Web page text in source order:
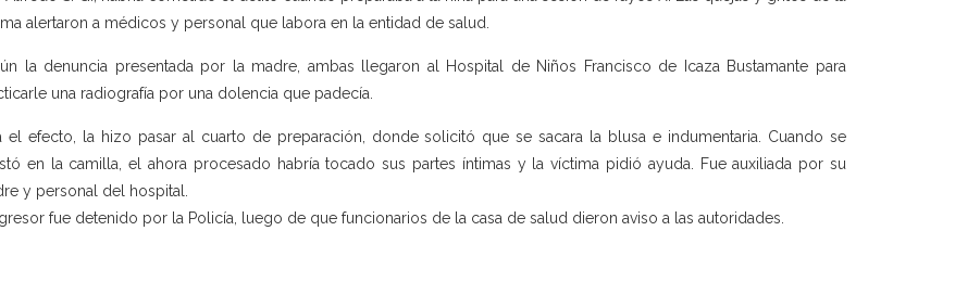
alertaron a médicos y personal que labora en la entidad de salud.
la denuncia presentada por la madre, ambas llegaron al Hospital de Niños Francisco de Icaza Bustamante para
una radiografía por una dolencia que padecía.
el efecto, la hizo pasar al cuarto de preparación, donde solicitó que se sacara la blusa e indumentaria. Cuando se
en la camilla, el ahora procesado habría tocado sus partes íntimas y la víctima pidió ayuda. Fue auxiliada por su
y personal del hospital.
fue detenido por la Policía, luego de que funcionarios de la casa de salud dieron aviso a las autoridades.